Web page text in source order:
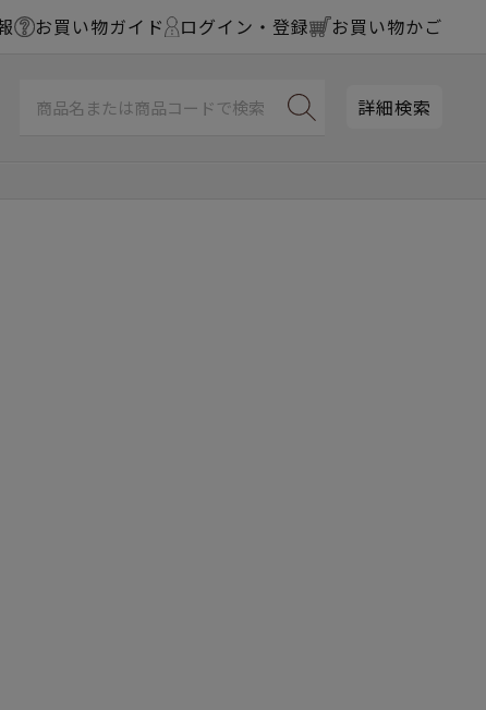
お買い物ガイド ログイン・登録 お買い物かご
詳細検索